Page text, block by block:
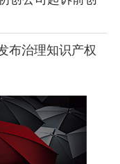
布治理知识产权